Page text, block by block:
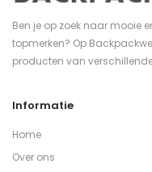
Ben je op zoek naar mooie
topmerken? Op
producten van
Informatie
Home
Over ons